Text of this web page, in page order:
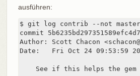
ausführen:
$ git log contrib --not master
commit
Author: Scott Chacon
Date:   Fri Oct 24 09:53:59
    See if this helps the gem